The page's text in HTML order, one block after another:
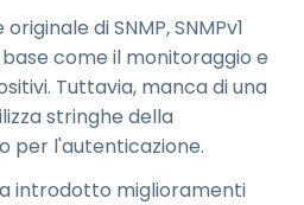
di SNMP, SNMPv1
come il monitoraggio e
Tuttavia, manca di una
stringhe della
per l'autenticazione.
introdotto miglioramenti